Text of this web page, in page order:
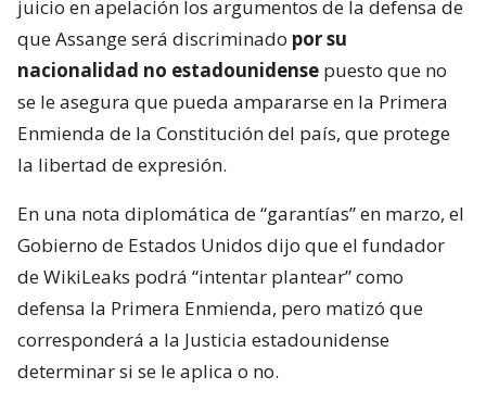
juicio en apelación los argumentos de la defensa de
que Assange será discriminado por su
nacionalidad no estadounidense puesto que no
se le asegura que pueda ampararse en la Primera
Enmienda de la Constitución del país, que protege
la libertad de expresión.
En una nota diplomática de “garantías” en marzo, el
Gobierno de Estados Unidos dijo que el fundador
de WikiLeaks podrá “intentar plantear” como
defensa la Primera Enmienda, pero matizó que
corresponderá a la Justicia estadounidense
determinar si se le aplica o no.